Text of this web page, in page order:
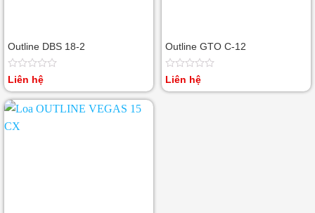
Outline DBS 18-2
Được
hạng
0
sao
Liên hệ
Outline GTO C-12
Được
Liên hệ